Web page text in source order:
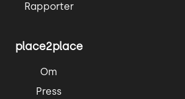
Rapporter
place2place
Om
Press